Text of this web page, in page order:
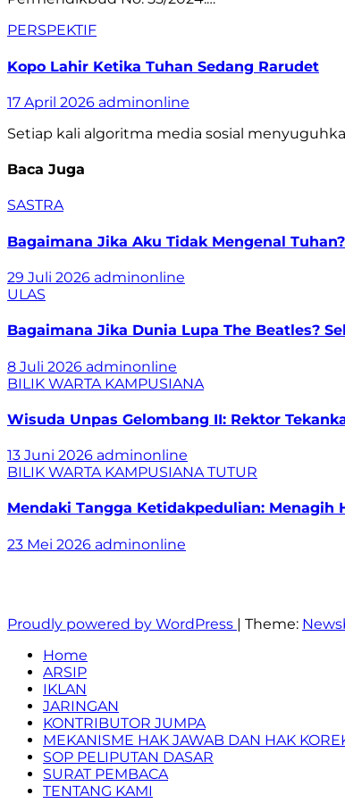
PERSPEKTIF
Kopo Lahir Ketika Tuhan Sedang Rarudet
17 April 2026 adminonline
Setiap kali algoritma media sosial
Baca Juga
SASTRA
Bagaimana Jika Aku Tidak Mengenal Tuhan?
29 Juli 2026 adminonline
ULAS
Bagaimana Jika Dunia Lupa The Beatles?
8 Juli 2026 adminonline
BILIK WARTA KAMPUSIANA
Wisuda Unpas Gelombang II: Rektor
13 Juni 2026 adminonline
BILIK WARTA KAMPUSIANATUTUR
Mendaki Tangga Ketidakpedulian: Menagih
23 Mei 2026 adminonline
Proudly powered by WordPress | Theme:
Home
ARSIP
IKLAN
JARINGAN
KONTRIBUTOR JUMPA
MEKANISME HAK JAWAB DAN HAK
SOP PELIPUTAN DASAR
SURAT PEMBACA
TENTANG KAMI